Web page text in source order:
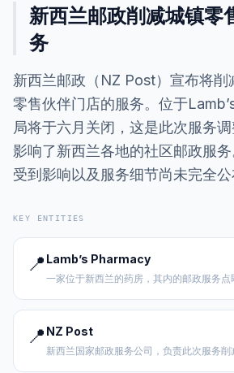
新西兰邮政削减城镇零
务
新西兰邮政（NZ Post）宣布将削
零售伙伴门店的服务。位于
局将于六月关闭，这是此次服务
影响了新西兰各地的社区邮政服
受到影响以及服务细节尚未完全公
KEY ENTITIES
📍 Lamb’s Pharmacy
一家位于新西兰的药房，其内的邮政服务点
📍 NZ Post
新西兰国家邮政服务公司，负责此次服务削